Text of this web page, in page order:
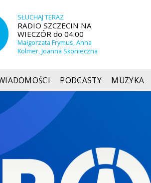
SŁUCHAJ TERAZ
RADIO SZCZECIN NA
WIECZÓR do 04:00
Małgorzata Frymus, Anna
Kolmer, Joanna Skonieczna
PODCASTY MUZYKA